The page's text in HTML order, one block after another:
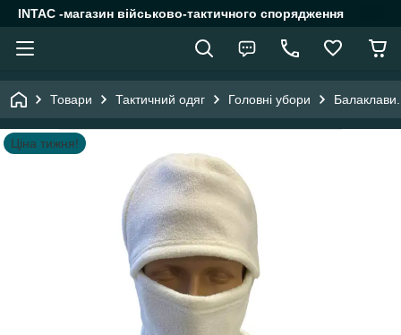
INTAC -магазин військово-тактичного спорядження
Товари Тактичний одяг Головні убори Балаклави.
Ціна тижня!